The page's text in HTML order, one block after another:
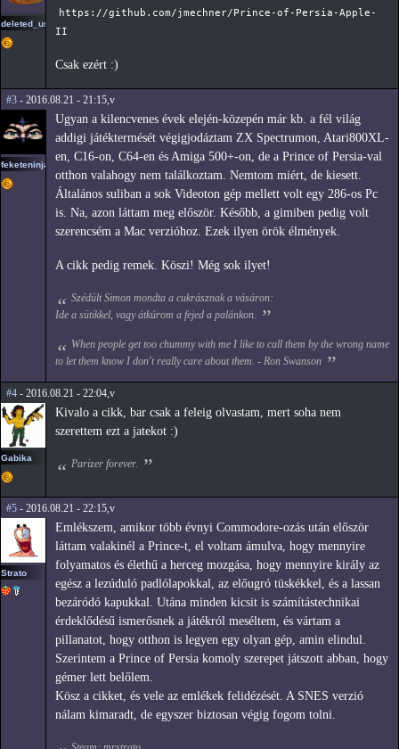
deleted_user2
https://github.com/jmechner/Prince-of-Persia-Apple-
II
Csak ezért :)
#3 - 2016.08.21 - 21:15,v
feketeninja
Ugyan a kilencvenes évek elején-közepén már kb. a fél világ
addigi játéktermését végigjodáztam ZX Spectrumon, Atari800XL-
en, C16-on, C64-en és Amiga 500+-on, de a Prince of Persia-val
otthon valahogy nem találkoztam. Nemtom miért, de kiesett.
Általános suliban a sok Videoton gép mellett volt egy 286-os Pc
is. Na, azon láttam meg először. Később, a gimiben pedig volt
szerencsém a Mac verzióhoz. Ezek ilyen örök élmények.
A cikk pedig remek. Köszi! Még sok ilyet!
Szédült Simon mondta a cukrásznak a vásáron:
Ide a sütikkel, vagy átkúrom a fejed a palánkon.
When people get too chummy with me I like to call them by the wrong name
to let them know I don't really care about them. - Ron Swanson
#4 - 2016.08.21 - 22:04,v
Gabika
Kivalo a cikk, bar csak a feleig olvastam, mert soha nem
szerettem ezt a jatekot :)
Parizer forever.
#5 - 2016.08.21 - 22:15,v
Strato
Emlékszem, amikor több évnyi Commodore-ozás után először
láttam valakinél a Prince-t, el voltam ámulva, hogy mennyire
folyamatos és élethű a herceg mozgása, hogy mennyire király az
egész a lezúduló padlólapokkal, az előugró tüskékkel, és a lassan
bezáródó kapukkal. Utána minden kicsit is számítástechnikai
érdeklődésű ismerősnek a játékról meséltem, és vártam a
pillanatot, hogy otthon is legyen egy olyan gép, amin elindul.
Szerintem a Prince of Persia komoly szerepet játszott abban, hogy
gémer lett belőlem.
Kösz a cikket, és vele az emlékek felidézését. A SNES verzió
nálam kimaradt, de egyszer biztosan végig fogom tolni.